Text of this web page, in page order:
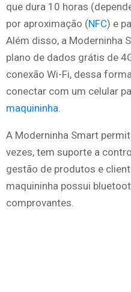
que dura 10 horas
por aproximação (NFC) e
Além disso, a Moderninha
plano de dados grátis de
conexão Wi-Fi, dessa
conectar com um celular
maquininha.
A Moderninha Smart
vezes, tem suporte a
gestão de produtos e
maquininha possui
comprovantes.